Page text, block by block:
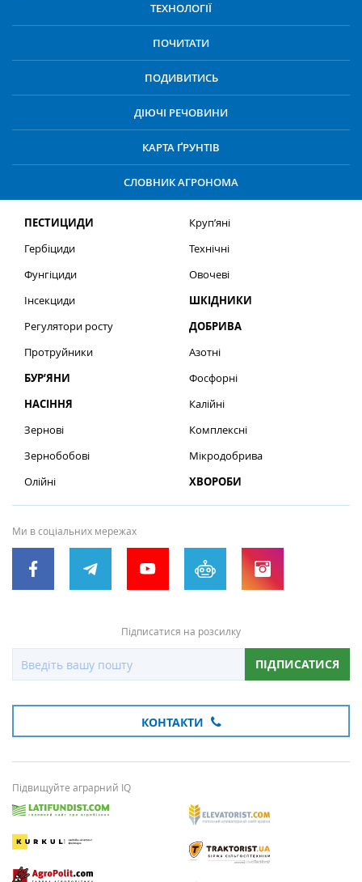
ТЕХНОЛОГІЇ
ПОЧИТАТИ
ПОДИВИТИСЬ
ДІЮЧІ РЕЧОВИНИ
КАРТА ҐРУНТІВ
СЛОВНИК АГРОНОМА
ПЕСТИЦИДИ
Гербіциди
Фунгіциди
Інсекциди
Регулятори росту
Протруйники
БУР’ЯНИ
НАСІННЯ
Зернові
Зернобобові
Олійні
Круп’яні
Технічні
Овочеві
ШКІДНИКИ
ДОБРИВА
Азотні
Фосфорні
Калійні
Комплексні
Мікродобрива
ХВОРОБИ
Ми в соціальних мережах
Підписатися на розсилку
ПІДПИСАТИСЯ
КОНТАКТИ
Підвищуйте аграрний IQ